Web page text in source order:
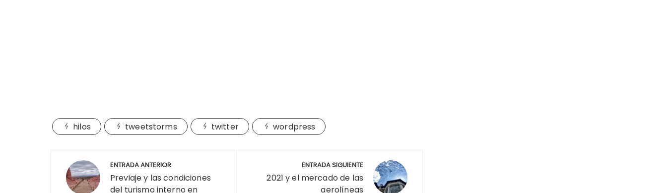
hilos tweetstorms twitter wordpress
Navegación
de
ENTRADA ANTERIOR
Previaje y las condiciones
del turismo interno en
ENTRADA SIGUIENTE
2021 y el mercado de las
aerolíneas